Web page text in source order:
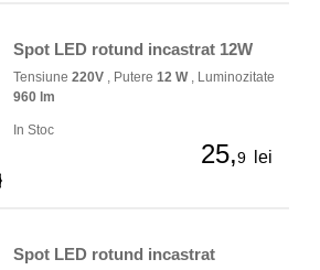
Spot LED rotund incastrat 12W
Tensiune 220V , Putere 12 W, Luminozitate
960 lm
In Stoc
25,9 lei
Spot LED rotund incastrat